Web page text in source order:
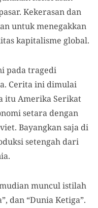
Kekerasan dan
untuk menegakkan
kapitalisme global.
pada tragedi
Cerita ini dimulai
itu Amerika Serikat
setara dengan
Bayangkan saja di
setengah dari
muncul istilah
dan “Dunia Ketiga”.